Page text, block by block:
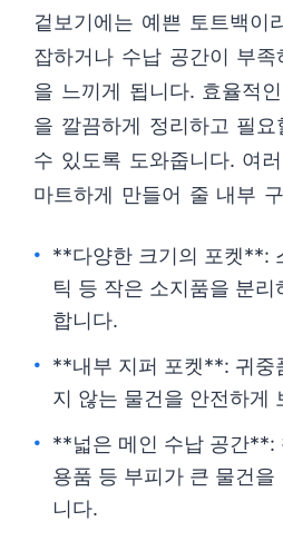
겉보기에는 예쁜 토트백이
잡하거나 수납 공간이 부
을 느끼게 됩니다. 효율적
을 깔끔하게 정리하고 필
수 있도록 도와줍니다. 여
마트하게 만들어 줄 내부
**다양한 크기의 포켓**:
틱 등 작은 소지품을 분리
합니다.
**내부 지퍼 포켓**: 귀중
지 않는 물건을 안전하게
**넓은 메인 수납 공간**:
용품 등 부피가 큰 물건
니다.